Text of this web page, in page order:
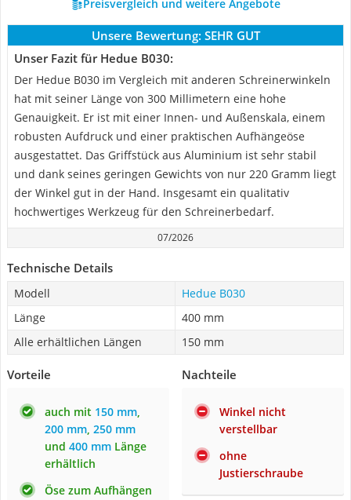
Preisvergleich und weitere Angebote
Unsere Bewertung: SEHR GUT
Unser Fazit für Hedue B030:
Der Hedue B030 im Vergleich mit anderen Schreinerwinkeln
hat mit seiner Länge von 300 Millimetern eine hohe
Genauigkeit. Er ist mit einer Innen- und Außenskala, einem
robusten Aufdruck und einer praktischen Aufhängeöse
ausgestattet. Das Griffstück aus Aluminium ist sehr stabil
und dank seines geringen Gewichts von nur 220 Gramm liegt
der Winkel gut in der Hand. Insgesamt ein qualitativ
hochwertiges Werkzeug für den Schreinerbedarf.
07/2026
Technische Details
Modell
Hedue B030
Länge
400 mm
Alle erhältlichen Längen
150 mm
Vorteile
auch mit 150 mm,
200 mm, 250 mm
und 400 mm Länge
erhältlich
Öse zum Aufhängen
Nachteile
Winkel nicht
verstellbar
ohne
Justierschraube